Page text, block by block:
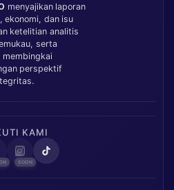
menyajikan laporan
ekonomi, dan isu
ketelitian analitis
serta
perspektif
KAMI